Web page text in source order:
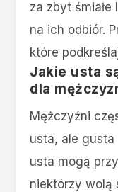
za zbyt śmiałe
na ich odbiór.
które
Jakie usta
dla
Mężczyźni
usta, ale gusta
usta mogą
niektórzy wolą